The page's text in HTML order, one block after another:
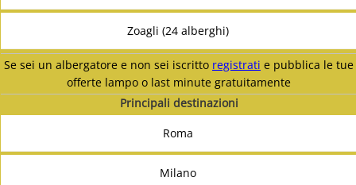
Zoagli (24 alberghi)
Se sei un albergatore e non sei iscritto registrati e pubblica le tue
offerte lampo o last minute gratuitamente
Principali destinazioni
Roma
Milano